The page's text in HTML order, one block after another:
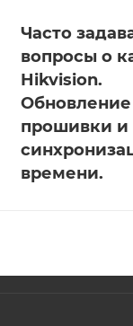
Часто
вопросы о
Hikvision.
Обновление
прошивки и
времени.